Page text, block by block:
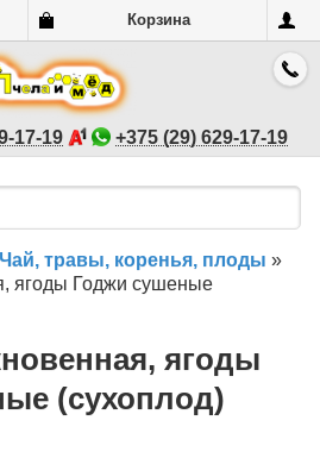
Корзина
17-19 +375 (29) 629-17-19
Чай, травы, коренья, плоды »
ягоды Годжи сушеные
ягоды
(сухоплод)